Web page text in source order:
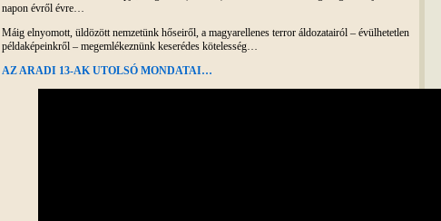
napon évről évre…
Máig elnyomott, üldözött nemzetünk hőseiről, a magyarellenes terror áldozatairól – évülhetetlen
példaképeinkről – megemlékeznünk keserédes kötelesség…
AZ ARADI 13-AK UTOLSÓ MONDATAI…